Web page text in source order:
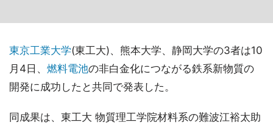
東京工業大学(東工大)、熊本大学、静岡大学の3者は10
月4日、 燃料電池の非白金化につながる鉄系新物質の
開発に成功したと共同で発表した。
同成果は、東工大 物質理工学院材料系の難波江裕太助